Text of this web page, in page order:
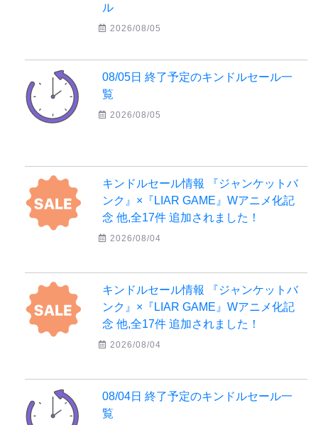
ル
2026/08/05
08/05日 終了予定のキンドルセール一
覧
2026/08/05
キンドルセール情報 『ジャンケットバ
ンク』×『LIAR GAME』Wアニメ化記
念 他,全17件 追加されました！
2026/08/04
キンドルセール情報 『ジャンケットバ
ンク』×『LIAR GAME』Wアニメ化記
念 他,全17件 追加されました！
2026/08/04
08/04日 終了予定のキンドルセール一
覧